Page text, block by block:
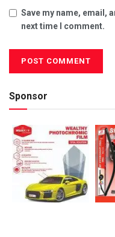
Save my name, email,
next time I comment.
Sponsor